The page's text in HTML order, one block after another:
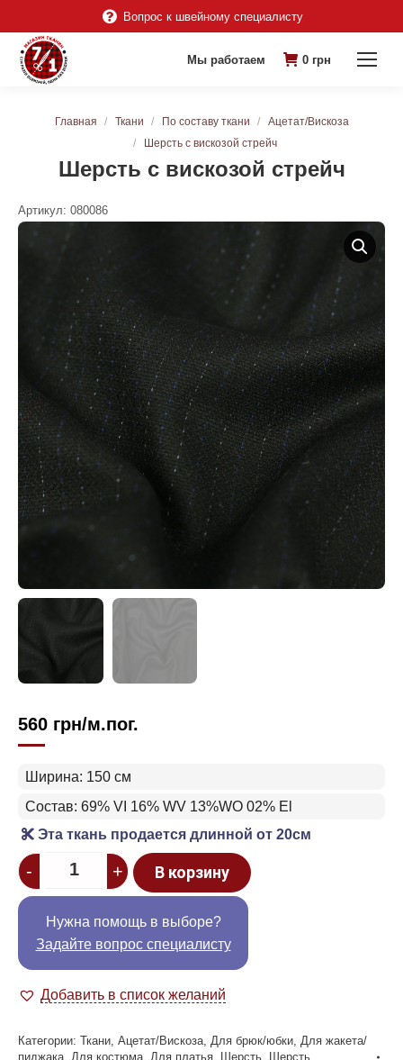
Вопрос к швейному специалисту
Мы работаем 0 грн
Шерсть с вискозой стрейч
Вы здесь:
Главная Ткани По составу ткани
Ацетат/Вискоза
Шерсть с вискозой стрейч
Артикул: 080086
560 грн/м.пог.
Ширина: 150 см
Состав: 69% VI 16% WV 13%WO 02% El
Эта ткань продается длинной от 20см
Quantity
- + В корзину
Нужна помощь в выборе?
Задайте вопрос специалисту
Добавить в список желаний
Категории: Ткани Ацетат/Вискоза Для брюк/юбки Для жакета/
пиджака Для костюма Для платья Шерсть Шерсть